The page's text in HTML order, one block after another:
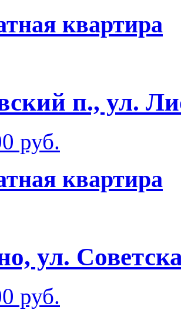
квартира
п., ул.
руб.
квартира
ул.
руб.